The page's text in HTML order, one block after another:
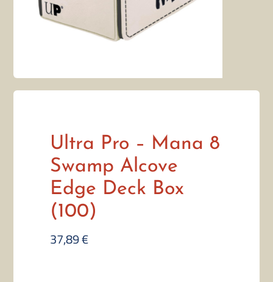
Ultra Pro – Mana 8
Swamp Alcove
Edge Deck Box
(100)
37,89€